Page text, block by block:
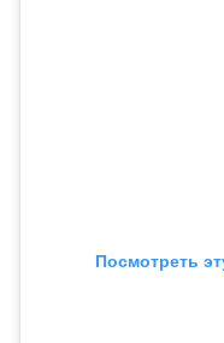
Посмотреть